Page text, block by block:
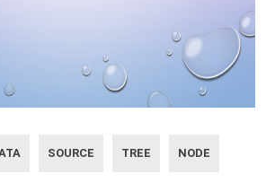
SOURCE TREE NODE